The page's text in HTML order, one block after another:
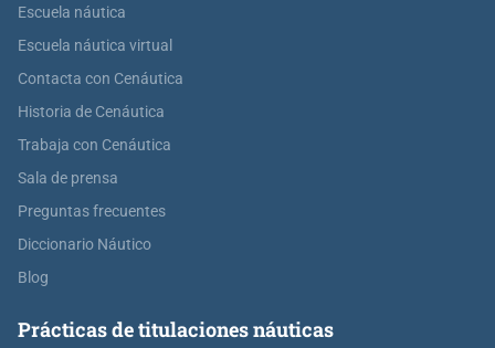
Escuela náutica
Escuela náutica virtual
Contacta con Cenáutica
Historia de Cenáutica
Trabaja con Cenáutica
Sala de prensa
Preguntas frecuentes
Diccionario Náutico
Blog
Prácticas de titulaciones náuticas